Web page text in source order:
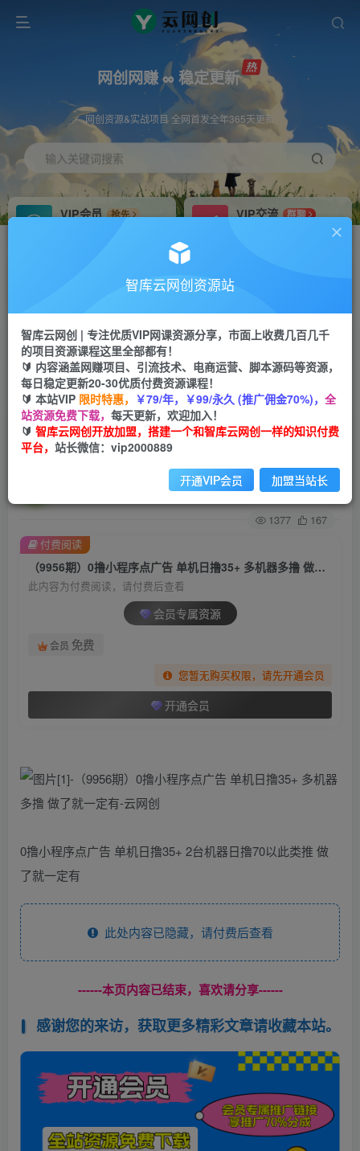
网创网赚 ∞ 稳定更新
网创资源&实战项目 全网首发全年365天更新
输入关键词搜索
VIP会员
抢先
VIP交流
群聊
研究探讨更多创业项目路子。
会员专属推广链接
网赚网创 项目
365天稳定跟新
APP下载
GO
首页 创业课程 会员专属 正文
（9956期）0撸小程序点广告 单机日撸35+ 多机器
多撸 做了就一定有
关注 私信
1377 167
（9956期）0撸小程序点广告 单机日撸35+ 多机器多撸 做了就一定有
此内容为付费阅读，请付费后查看
会员专属资源
会员 免费
您暂无购买权限，请先开通会员
开通会员
付费阅读
0撸小程序点广告 单机日撸35+ 2台机器日撸70以此类推 做
了就一定有
此处内容已隐藏，请付费后查看
------本页内容已结束，喜欢请分享------
感谢您的来访，获取更多精彩文章请收藏本站。
智库云网创资源站
智库云网创 | 专注优质VIP网课资源分享，市面上收费几百几千
的项目资源课程这里全部都有！
🔰 内容涵盖网赚项目、引流技术、电商运营、脚本源码等资源，
每日稳定更新20-30优质付费资源课程！
🔰 本站VIP 限时特惠， ￥79/年，￥99/永久 (推广佣金70%)， 全
站资源免费下载， 每天更新，欢迎加入！
🔰 智库云网创开放加盟，搭建一个和智库云网创一样的知识付费
平台， 站长微信：vip2000889
开通VIP会员 加盟当站长